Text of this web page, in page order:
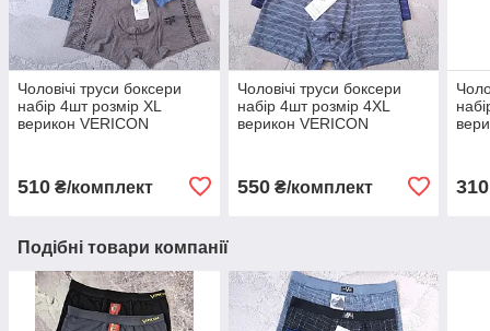
Чоловічі труси боксери
набір 4шт розмір XL
верикон VERICON
510 ₴/комплект
Чоловічі труси боксери
набір 4шт розмір 4XL
верикон VERICON
550₴/комплект 310
Подібні товари компанії